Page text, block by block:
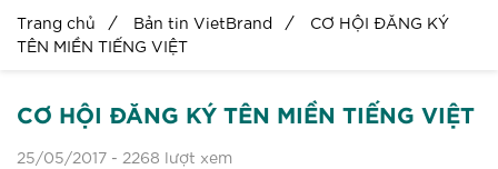
Tuyển dụng
Trang chủ Bản tin VietBrand
CƠ HỘI ĐĂNG KÝ
TÊN MIỀN TIẾNG VIỆT
CƠ HỘI ĐĂNG KÝ TÊN MIỀN TIẾNG VIỆT
25/05/2017 - 2268 lượt xem